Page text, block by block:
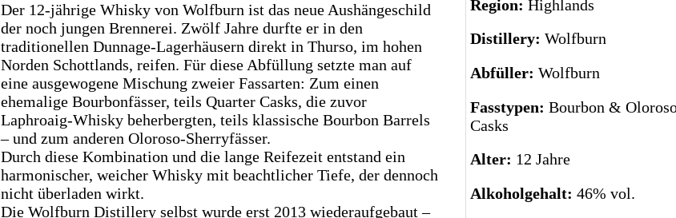
Der 12-jährige Whisky von Wolfburn ist das neue Aushängeschild
der noch jungen Brennerei. Zwölf Jahre durfte er in den
traditionellen Dunnage-Lagerhäusern direkt in Thurso, im hohen
Norden Schottlands, reifen. Für diese Abfüllung setzte man auf
eine ausgewogene Mischung zweier Fassarten: Zum einen
ehemalige Bourbonfässer, teils Quarter Casks, die zuvor
Laphroaig-Whisky beherbergten, teils klassische Bourbon Barrels
– und zum anderen Oloroso-Sherryfässer.
Durch diese Kombination und die lange Reifezeit entstand ein
harmonischer, weicher Whisky mit beachtlicher Tiefe, der dennoch
nicht überladen wirkt.
Die Wolfburn Distillery selbst wurde erst 2013 wiederaufgebaut –
Region: Highlands
Distillery: Wolfburn
Abfüller: Wolfburn
Fasstypen: Bourbon &
Casks
Alter: 12 Jahre
Alkoholgehalt: 46% vol.